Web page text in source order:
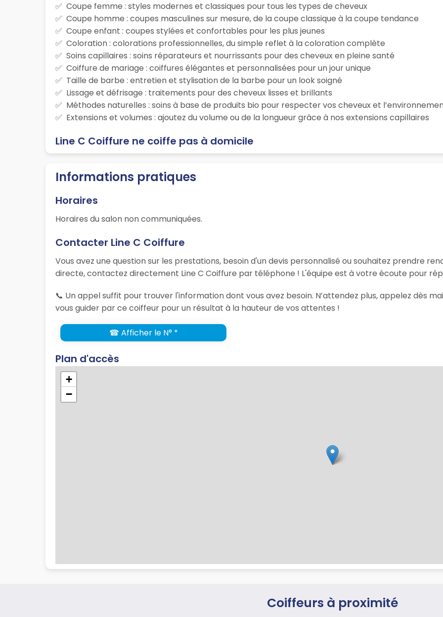
Coupe femme : styles modernes et classiques pour tous les types de cheveux
Coupe homme : coupes masculines sur mesure, de la coupe classique à la coupe tendance
Coupe enfant : coupes stylées et confortables pour les plus jeunes
Coloration : colorations professionnelles, du simple reflet à la coloration complète
Soins capillaires : soins réparateurs et nourrissants pour des cheveux en pleine santé
Coiffure de mariage : coiffures élégantes et personnalisées pour un jour unique
Taille de barbe : entretien et stylisation de la barbe pour un look soigné
Lissage et défrisage : traitements pour des cheveux lisses et brillants
Méthodes naturelles : soins à base de produits bio pour respecter vos cheveux et
Extensions et volumes : ajoutez du volume ou de la longueur grâce à nos extensions capillaires
Line C Coiffure ne coiffe pas à domicile
Informations pratiques
Horaires
Horaires du salon non communiquées.
Contacter Line C Coiffure
Vous avez une question sur les prestations, besoin d'un devis personnalisé ou souhaitez prendre
directe, contactez directement Line C Coiffure par téléphone ! L'équipe est à votre écoute pour
📞 Un appel suffit pour trouver l'information dont vous avez besoin. N’attendez plus, appelez dès
vous guider par ce coiffeur pour un résultat à la hauteur de vos attentes !
☎ Afficher le N° *
Plan d'accès
+
−
Coiffeurs à proximité